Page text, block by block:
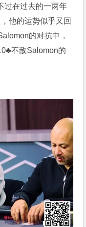
过在过去的一两年
他的运势似乎又回
的对抗中，
不敌Salomon的